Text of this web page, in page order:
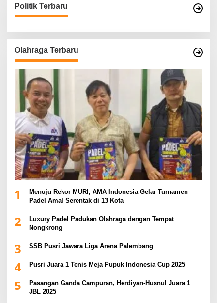
Politik Terbaru
Olahraga Terbaru
1
Menuju Rekor MURI, AMA Indonesia Gelar Turnamen
Padel Amal Serentak di 13 Kota
2
Luxury Padel Padukan Olahraga dengan Tempat
Nongkrong
3 SSB Pusri Jawara Liga Arena Palembang
4 Pusri Juara 1 Tenis Meja Pupuk Indonesia Cup 2025
5
Pasangan Ganda Campuran, Herdiyan-Husnul Juara 1
JBL 2025